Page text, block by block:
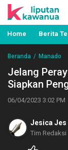
Liputan
Berita
Home Berita
Beranda Manado
Jelang
Siapkan
06/04/2023 3:02 PM
Jesica Jes
Tim Redaksi